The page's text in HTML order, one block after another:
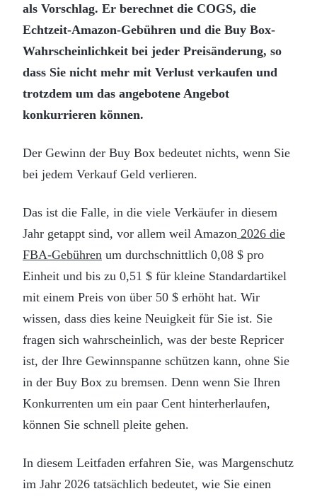
als Vorschlag. Er berechnet die COGS, die
Echtzeit-Amazon-Gebühren und die Buy Box-
Wahrscheinlichkeit bei jeder Preisänderung, so
dass Sie nicht mehr mit Verlust verkaufen und
trotzdem um das angebotene Angebot
konkurrieren können.
Der Gewinn der Buy Box bedeutet nichts, wenn Sie
bei jedem Verkauf Geld verlieren.
Das ist die Falle, in die viele Verkäufer in diesem
Jahr getappt sind, vor allem weil Amazon 2026 die
FBA-Gebühren um durchschnittlich 0,08 $ pro
Einheit und bis zu 0,51 $ für kleine Standardartikel
mit einem Preis von über 50 $ erhöht hat. Wir
wissen, dass dies keine Neuigkeit für Sie ist. Sie
fragen sich wahrscheinlich, was der beste Repricer
ist, der Ihre Gewinnspanne schützen kann, ohne Sie
in der Buy Box zu bremsen. Denn wenn Sie Ihren
Konkurrenten um ein paar Cent hinterherlaufen,
können Sie schnell pleite gehen.
In diesem Leitfaden erfahren Sie, was Margenschutz
im Jahr 2026 tatsächlich bedeutet, wie Sie einen